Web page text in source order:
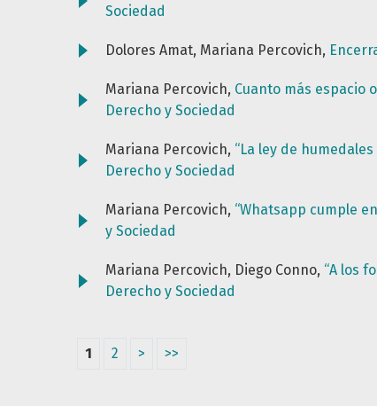
Sociedad
Dolores Amat, Mariana Percovich,
Mariana Percovich, Cuanto más espacio
Derecho y Sociedad
Mariana Percovich, “La ley de
Derecho y Sociedad
Mariana Percovich, “Whatsapp cumple
y Sociedad
Mariana Percovich, Diego Conno, “A los
Derecho y Sociedad
1 2 > >>